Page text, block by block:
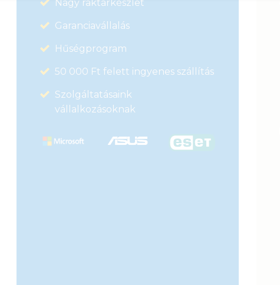
Nagy raktárkészlet
Garanciavállalás
Hűségprogram
50 000 Ft felett ingyenes szállítás
Szolgáltatásaink
vállalkozásoknak